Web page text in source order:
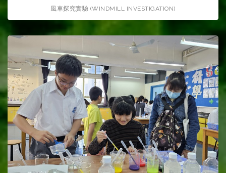
風車探究實驗 (WINDMILL INVESTIGATION)